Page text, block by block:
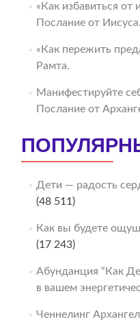
«Как избавиться от
Послание от Иисуса.
«Как пережить
Рамта.
Манифестируйте
Послание от
Дети — радость
(48 511)
Как вы будете
(17 243)
Абунданция “Как
в вашем
Ченнелинг